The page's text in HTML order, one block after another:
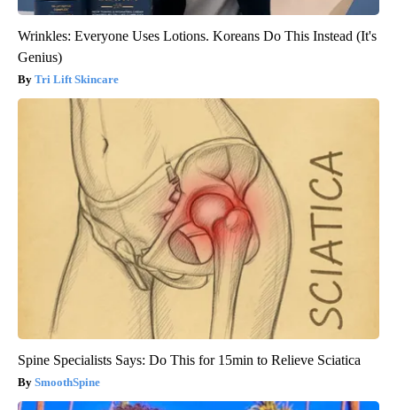
Wrinkles: Everyone Uses Lotions. Koreans Do This Instead (It's
Genius)
Tri Lift Skincare
Spine Specialists Says: Do This for 15min to Relieve Sciatica
SmoothSpine